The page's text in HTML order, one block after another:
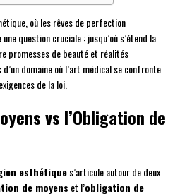
où les rêves de perfection
question cruciale : jusqu’où s’étend la
promesses de beauté et réalités
domaine où l’art médical se confronte
de la loi.
vs l’Obligation de
esthétiques’articule autour de deux
de moyens et l’obligation de